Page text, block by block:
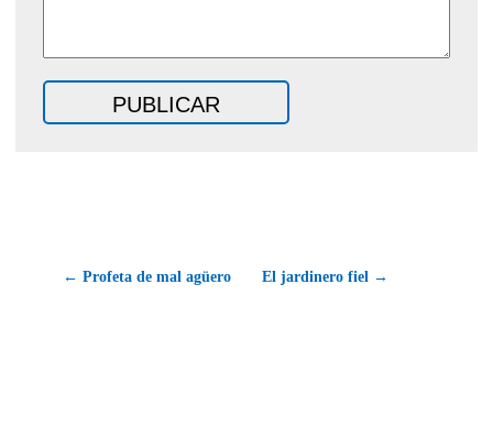
← Profeta de mal agüero El jardinero fiel →